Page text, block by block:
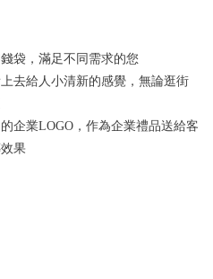
袋，滿足不同需求的您
去給人小清新的感覺，無論逛街
企業LOGO，作為企業禮品送給客
果